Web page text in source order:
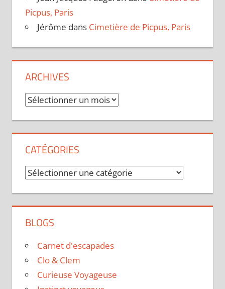
Picpus, Paris
Jérôme dans Cimetière de Picpus, Paris
ARCHIVES
Archives
CATÉGORIES
Catégories
BLOGS
Carnet d'escapades
Clo & Clem
Curieuse Voyageuse